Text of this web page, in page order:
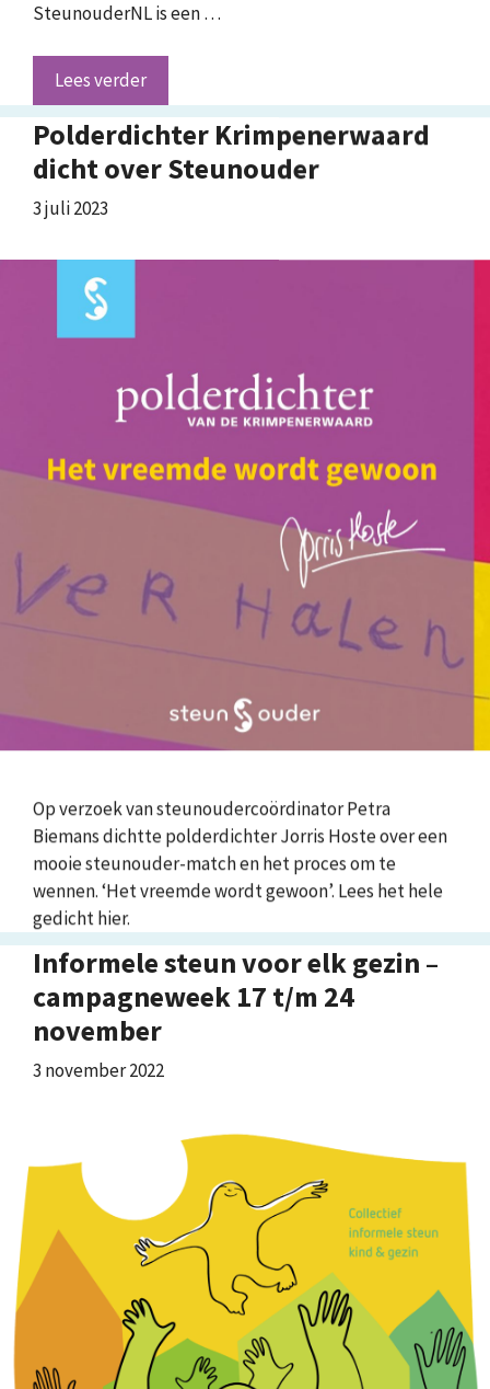
SteunouderNL is een …
Lees verder
Polderdichter Krimpenerwaard
dicht over Steunouder
3 juli 2023
Op verzoek van steunoudercoördinator Petra
Biemans dichtte polderdichter Jorris Hoste over een
mooie steunouder-match en het proces om te
wennen. ‘Het vreemde wordt gewoon’. Lees het hele
gedicht hier.
Informele steun voor elk gezin –
campagneweek 17 t/m 24
november
3 november 2022